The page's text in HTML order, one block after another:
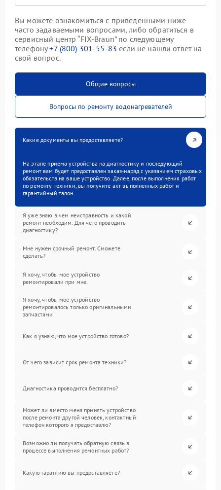
Вы можете ознакомиться с приведенными ниже
часто задаваемыми вопросами, либо обратиться в
сервисный центр “FIX-Braun” по следующему
телефону+7 (800) 301-55-83 если не нашли ответ на
свой вопрос.
Общие вопросы
Вопросы по ремонту водонагревателей
Какие документы вы предоставляете?
На этапе приема устройства на диагностику и последующий
ремонт вам будет предоставлен заказ-наряд с указанием страховых
обязательств на ваше устройство. Далее, после выполнения работ
по ремонту техники, вы получите акт выполненных работ и
гарантийный талон.
Я уже знаю в чем неисправность и какой
ремонт необходим. Для чего проводить
диагностику?
Мне нужен срочный ремонт. Сможете
сделать?
Я хочу, чтобы мое устройство
ремонтировали при мне.
Я хочу, чтобы мое устройство
ремонтировалось только оригинальными
запчастями.
Как я узнаю, что мое устройство готово?
От чего зависит срок ремонта техники?
Диагностика проводится бесплатно?
Может ли вместо меня принять устройство
после ремонта другой человек, контактный
телефон которого я предоставлю?
Возможно ли получать обратную связь в
процессе выполнения ремонтных работ?
Какую гарантию вы предоставляете?